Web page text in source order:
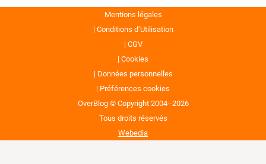
Mentions légales
Conditions d’Utilisation
CGV
Cookies
Données personnelles
Préférences cookies
OverBlog © Copyright 2004--2026
Tous droits réservés
Webedia